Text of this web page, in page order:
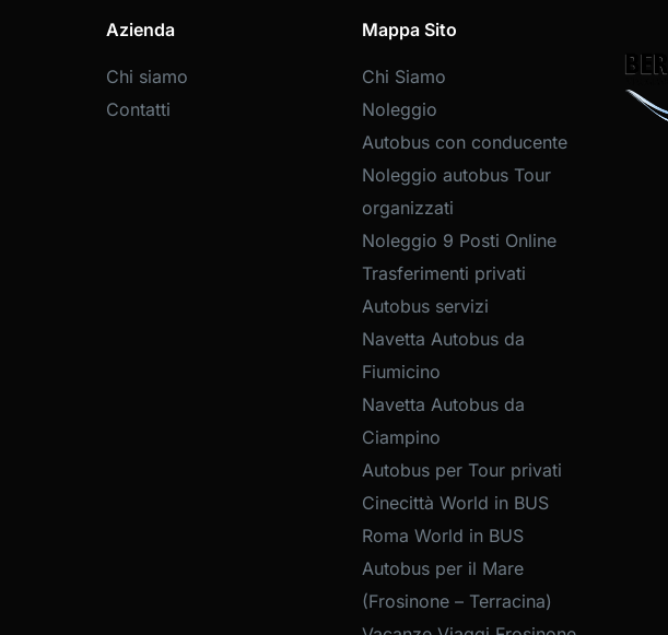
Azienda
Chi siamo
Contatti
Mappa Sito
Chi Siamo
Noleggio
Autobus con conducente
Noleggio autobus Tour
organizzati
Noleggio 9 Posti Online
Trasferimenti privati
Autobus servizi
Navetta Autobus da
Fiumicino
Navetta Autobus da
Ciampino
Autobus per Tour privati
Cinecittà World in BUS
Roma World in BUS
Autobus per il Mare
(Frosinone – Terracina)